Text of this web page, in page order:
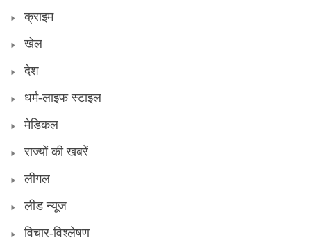
क्राइम
खेल
देश
धर्म-लाइफ स्टाइल
मेडिकल
राज्यों की खबरें
लीगल
लीड न्यूज
विचार-विश्लेषण